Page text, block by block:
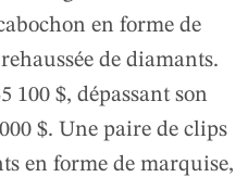
en forme de
de diamants.
100 $, dépassant son
$. Une paire de clips
en forme de marquise,